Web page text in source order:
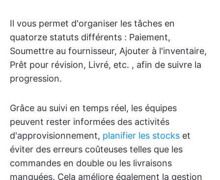
Il vous permet d'organiser les tâches en
quatorze statuts différents : Paiement,
Soumettre au fournisseur, Ajouter à l'inventaire,
Prêt pour révision, Livré, etc. , afin de suivre la
progression.
Grâce au suivi en temps réel, les équipes
peuvent rester informées des activités
d'approvisionnement, planifier les stocks et
éviter des erreurs coûteuses telles que les
commandes en double ou les livraisons
manquées. Cela améliore également la gestion